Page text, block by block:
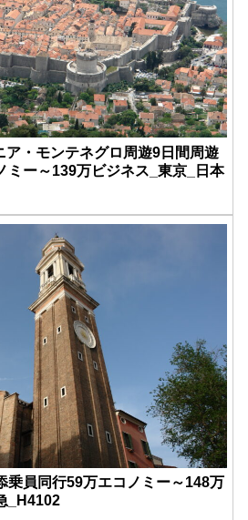
ア・モンテネグロ周遊9日間周遊
ミー～139万ビジネス_東京_日本
乗員同行59万エコノミー～148万
_H4102